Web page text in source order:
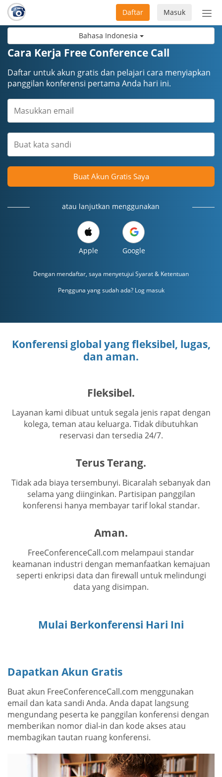
Bahasa Indonesia
Masuk
Daftar
Cara Kerja Free Conference Call
Daftar untuk akun gratis dan pelajari cara menyiapkan
panggilan konferensi pertama Anda hari ini.
Buat Akun Gratis Saya
atau lanjutkan menggunakan
Apple Google
Dengan mendaftar, saya menyetujui Syarat & Ketentuan
Pengguna yang sudah ada? Log masuk
Konferensi global yang fleksibel, lugas,
dan aman.
Fleksibel.
Layanan kami dibuat untuk segala jenis rapat dengan
kolega, teman atau keluarga. Tidak dibutuhkan
reservasi dan tersedia 24/7.
Terus Terang.
Tidak ada biaya tersembunyi. Bicaralah sebanyak dan
selama yang diinginkan. Partisipan panggilan
konferensi hanya membayar tarif lokal standar.
Aman.
FreeConferenceCall.com melampaui standar
keamanan industri dengan memanfaatkan kemajuan
seperti enkripsi data dan firewall untuk melindungi
data yang disimpan.
Mulai Berkonferensi Hari Ini
Dapatkan Akun Gratis
Buat akun FreeConferenceCall.com menggunakan
email dan kata sandi Anda. Anda dapat langsung
mengundang peserta ke panggilan konferensi dengan
memberikan nomor dial-in dan kode akses atau
membagikan tautan ruang konferensi.